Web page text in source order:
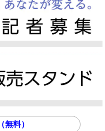
無料）